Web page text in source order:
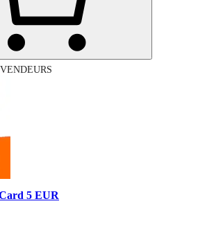
5 EUR